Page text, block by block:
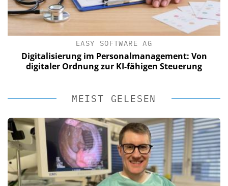
EASY SOFTWARE AG
Digitalisierung im Personalmanagement: Von
digitaler Ordnung zur KI-fähigen Steuerung
MEIST GELESEN